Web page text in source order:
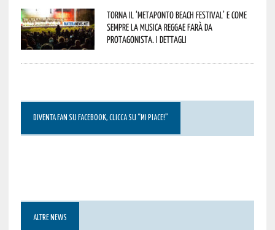
Torna il ‘Metaponto beach festival’ e come
sempre la musica reggae farà da
protagonista. I dettagli
DIVENTA FAN SU FACEBOOK, CLICCA SU “MI PIACE!”
ALTRE NEWS